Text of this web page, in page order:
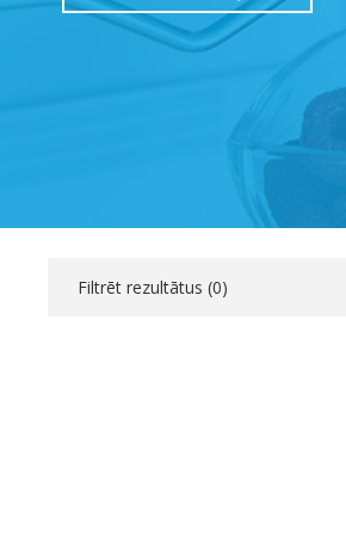
Filtrēt rezultātus (0)